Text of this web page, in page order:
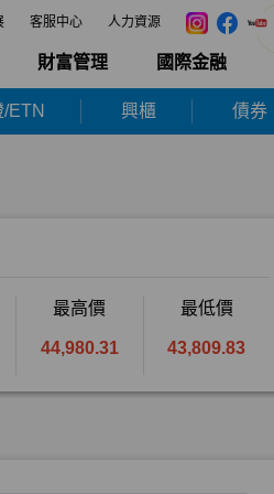
客服中心 人力資源
財富管理 國際金融
ETN 興櫃 債券